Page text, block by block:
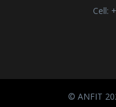
Cell:
© ANFIT